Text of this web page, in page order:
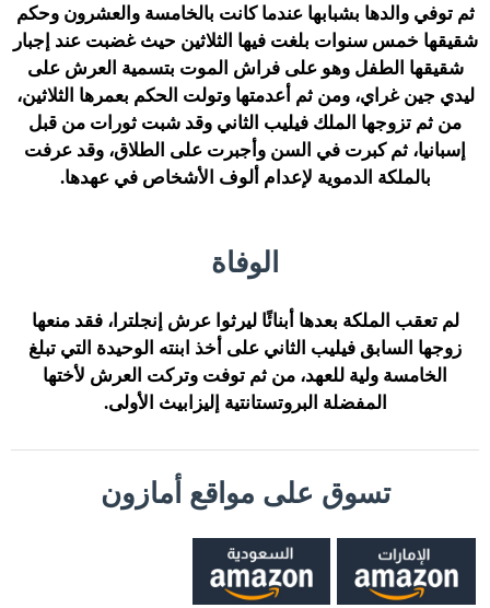
ثم توفي والدها بشبابها عندما كانت بالخامسة والعشرون وحكم
شقيقها خمس سنوات بلغت فيها الثلاثين حيث غضبت عند إجبار
شقيقها الطفل وهو على فراش الموت بتسمية العرش على
ليدي جين غراي، ومن ثم أعدمتها وتولت الحكم بعمرها الثلاثين،
من ثم تزوجها الملك فيليب الثاني وقد شبت ثورات من قبل
إسبانيا، ثم كبرت في السن وأجبرت على الطلاق، وقد عرفت
بالملكة الدموية لإعدام ألوف الأشخاص في عهدها.
الوفاة
لم تعقب الملكة بعدها أبنائًا ليرثوا عرش إنجلترا، فقد منعها
زوجها السابق فيليب الثاني على أخذ ابنته الوحيدة التي تبلغ
الخامسة ولية للعهد، من ثم توفت وتركت العرش لأختها
المفضلة البروتستانتية إليزابيث الأولى.
تسوق على مواقع أمازون